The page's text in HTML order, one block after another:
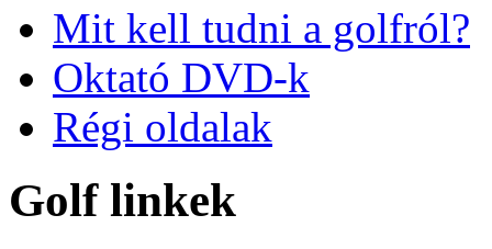
Mit kell tudni a golfról?
Oktató DVD-k
Régi oldalak
Golf linkek